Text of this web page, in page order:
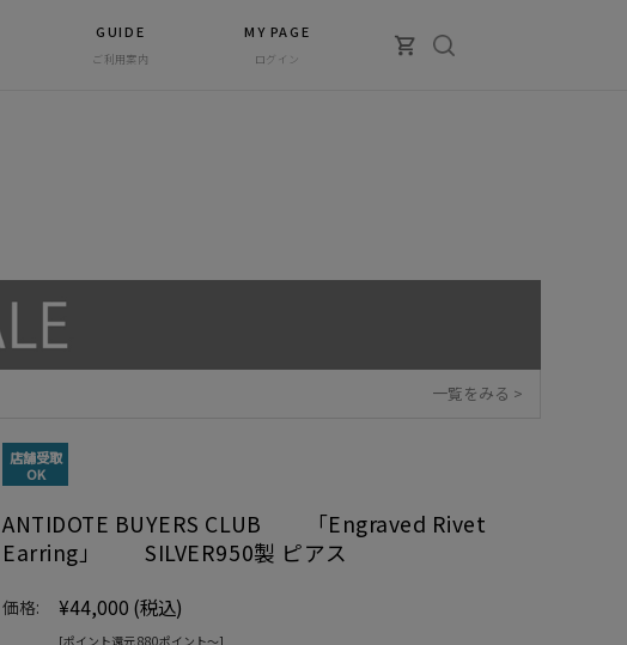
GUIDE
ご利用案内
MY PAGE
ログイン
一覧をみる >
店舗受取
OK
ANTIDOTE BUYERS CLUB 「Engraved Rivet
Earring」 SILVER950製 ピアス
価格: ¥44,000 (税込)
[ポイント還元 880ポイント〜]